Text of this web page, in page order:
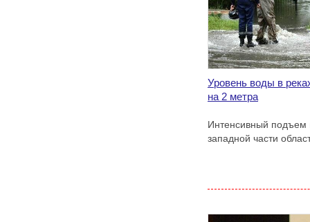
Уровень воды в
на 2 метра
Интенсивный подъем
западной части